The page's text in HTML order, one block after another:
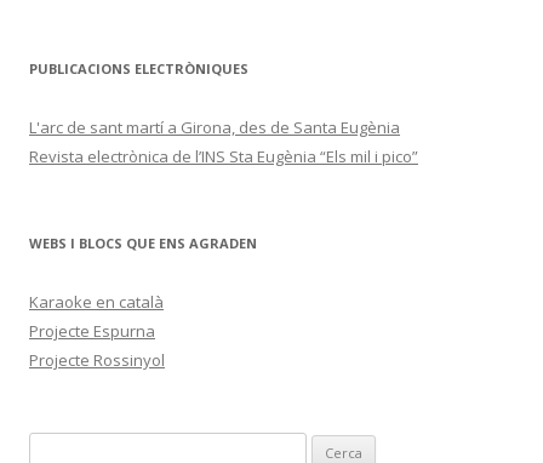
PUBLICACIONS ELECTRÒNIQUES
L'arc de sant martí a Girona, des de Santa Eugènia
Revista electrònica de l’INS Sta Eugènia “Els mil i pico”
WEBS I BLOCS QUE ENS AGRADEN
Karaoke en català
Projecte Espurna
Projecte Rossinyol